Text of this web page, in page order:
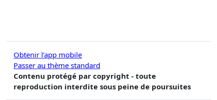
Obtenir l’app mobile
Passer au thème standard
Contenu protégé par copyright - toute
reproduction interdite sous peine de poursuites